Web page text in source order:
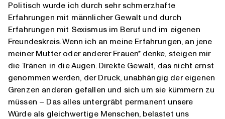
Politisch wurde ich durch sehr schmerzhafte
Erfahrungen mit männlicher Gewalt und durch
Erfahrungen mit Sexismus im Beruf und im eigenen
Freundeskreis. Wenn ich an meine Erfahrungen, an jene
meiner Mutter oder anderer Frauen* denke, steigen mir
die Tränen in die Augen. Direkte Gewalt, das nicht ernst
genommen werden, der Druck, unabhängig der eigenen
Grenzen anderen gefallen und sich um sie kümmern zu
müssen – Das alles untergräbt permanent unsere
Würde als gleichwertige Menschen, belastet uns